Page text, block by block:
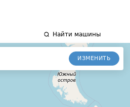
Найти машины
ИЗМЕНИТЬ